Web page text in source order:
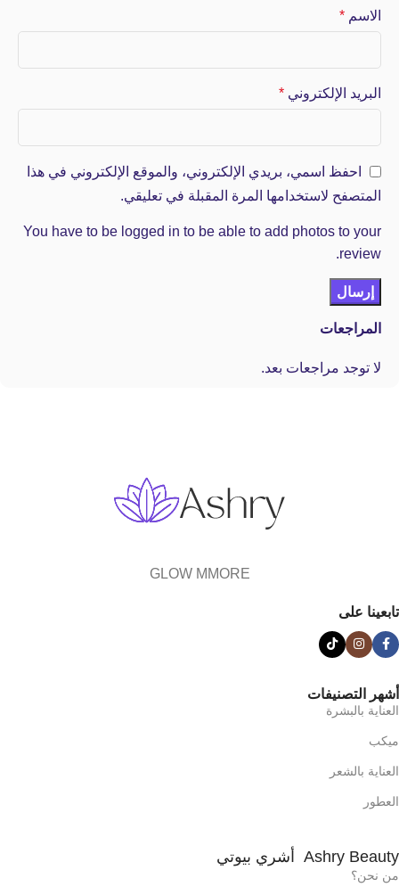
المراجعات
لا توجد مراجعات بعد.
الاسم *
البريد الإلكتروني *
احفظ اسمي، بريدي الإلكتروني، والموقع الإلكتروني في هذا
المتصفح لاستخدامها المرة المقبلة في تعليقي.
You have to be logged in to be able to add photos to your
review.
GLOW MMORE
تابعينا على
أشهر التصنيفات
العناية بالبشرة
ميكب
العناية بالشعر
العطور
Ashry Beauty أشري بيوتي
من نحن؟